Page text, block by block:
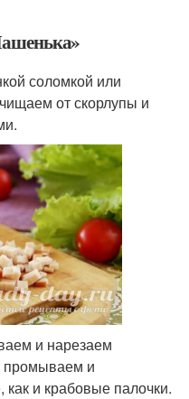
соломкой или
от скорлупы и
и нарезаем
промываем и
и крабовые палочки.